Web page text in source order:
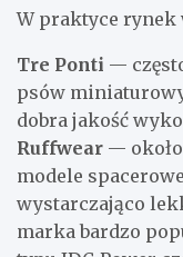
W praktyce rynek
Tre Ponti —
psów
dobra jakość
Ruffwear — około
modele
wystarczająco
marka bardzo